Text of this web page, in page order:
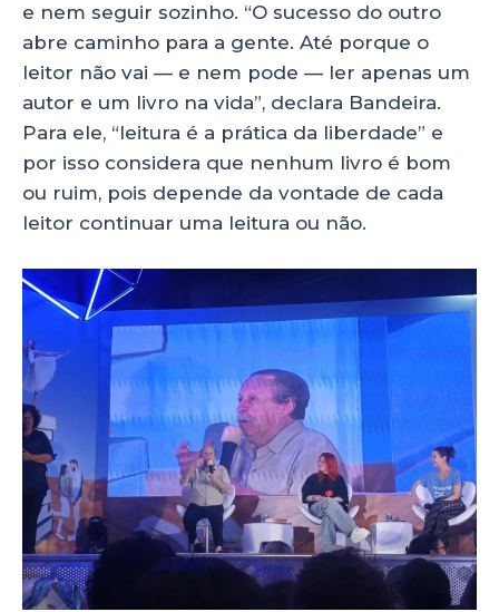
e nem seguir sozinho. “O sucesso do outro
abre caminho para a gente. Até porque o
leitor não vai — e nem pode — ler apenas um
autor e um livro na vida”, declara Bandeira.
Para ele, “leitura é a prática da liberdade” e
por isso considera que nenhum livro é bom
ou ruim, pois depende da vontade de cada
leitor continuar uma leitura ou não.